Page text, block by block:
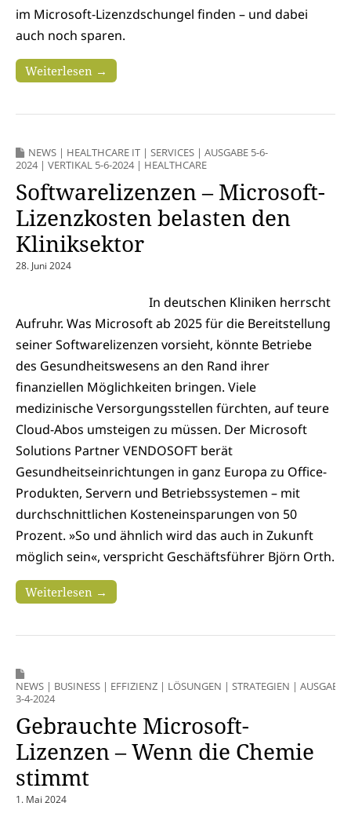
im Microsoft-Lizenzdschungel finden – und dabei
auch noch sparen.
Weiterlesen →
NEWS | HEALTHCARE IT | SERVICES | AUSGABE 5-6-
2024| VERTIKAL 5-6-2024 | HEALTHCARE
Softwarelizenzen – Microsoft-
Lizenzkosten belasten den
Kliniksektor
28. Juni 2024
In deutschen Kliniken herrscht
Aufruhr. Was Microsoft ab 2025 für die Bereitstellung
seiner Softwarelizenzen vorsieht, könnte Betriebe
des Gesundheitswesens an den Rand ihrer
finanziellen Möglichkeiten bringen. Viele
medizinische Versorgungsstellen fürchten, auf teure
Cloud-Abos umsteigen zu müssen. Der Microsoft
Solutions Partner VENDOSOFT berät
Gesundheitseinrichtungen in ganz Europa zu Office-
Produkten, Servern und Betriebssystemen – mit
durchschnittlichen Kosteneinsparungen von 50
Prozent. »So und ähnlich wird das auch in Zukunft
möglich sein«, verspricht Geschäftsführer Björn Orth.
Weiterlesen →
NEWS | BUSINESS | EFFIZIENZ | LÖSUNGEN | STRATEGIEN | AUSGABE
3-4-2024
Gebrauchte Microsoft-
Lizenzen – Wenn die Chemie
stimmt
1. Mai 2024